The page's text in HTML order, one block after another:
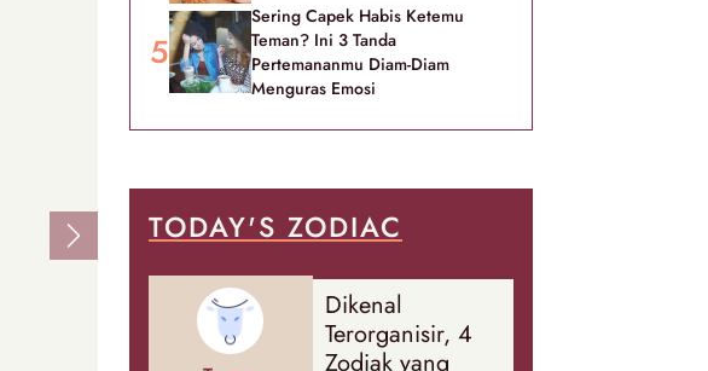
Next
Sering Capek Habis Ketemu
Teman? Ini 3 Tanda
Pertemananmu Diam-Diam
Menguras Emosi
TODAY'S ZODIAC
Dikenal
Terorganisir, 4
Zodiak yang